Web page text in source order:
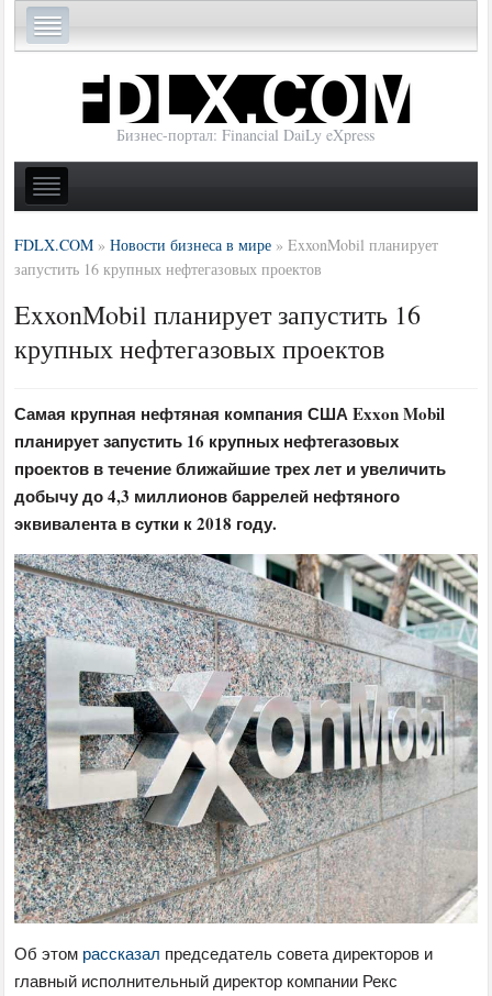
Бизнес-портал: Financial DaiLy eXpress
FDLX.COM »Новости бизнеса в мире »ExxonMobil планирует
запустить 16 крупных нефтегазовых проектов
ExxonMobil планирует запустить 16
крупных нефтегазовых проектов
Самая крупная нефтяная компания США Exxon Mobil
планирует запустить 16 крупных нефтегазовых
проектов в течение ближайшие трех лет и увеличить
добычу до 4,3 миллионов баррелей нефтяного
эквивалента в сутки к 2018 году.
Об этом рассказал председатель совета директоров и
главный исполнительный директор компании Рекс